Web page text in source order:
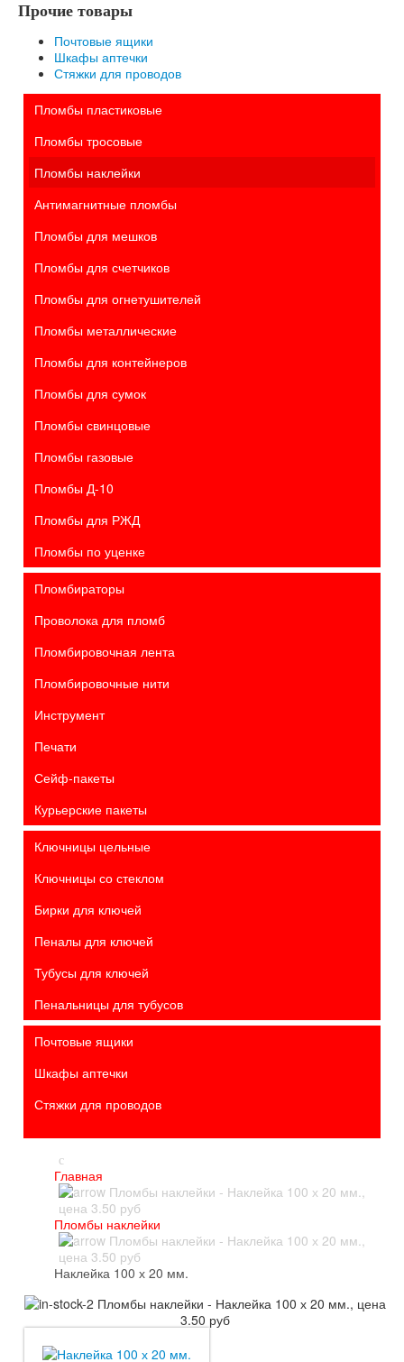
Прочие товары
Почтовые ящики
Шкафы аптечки
Стяжки для проводов
Пломбы пластиковые
Пломбы тросовые
Пломбы наклейки
Антимагнитные пломбы
Пломбы для мешков
Пломбы для счетчиков
Пломбы для огнетушителей
Пломбы металлические
Пломбы для контейнеров
Пломбы для сумок
Пломбы свинцовые
Пломбы газовые
Пломбы Д-10
Пломбы для РЖД
Пломбы по уценке
Пломбираторы
Проволока для пломб
Пломбировочная лента
Пломбировочные нити
Инструмент
Печати
Сейф-пакеты
Курьерские пакеты
Ключницы цельные
Ключницы со стеклом
Бирки для ключей
Пеналы для ключей
Тубусы для ключей
Пенальницы для тубусов
Почтовые ящики
Шкафы аптечки
Стяжки для проводов
Главная
Пломбы наклейки
Наклейка 100 х 20 мм.